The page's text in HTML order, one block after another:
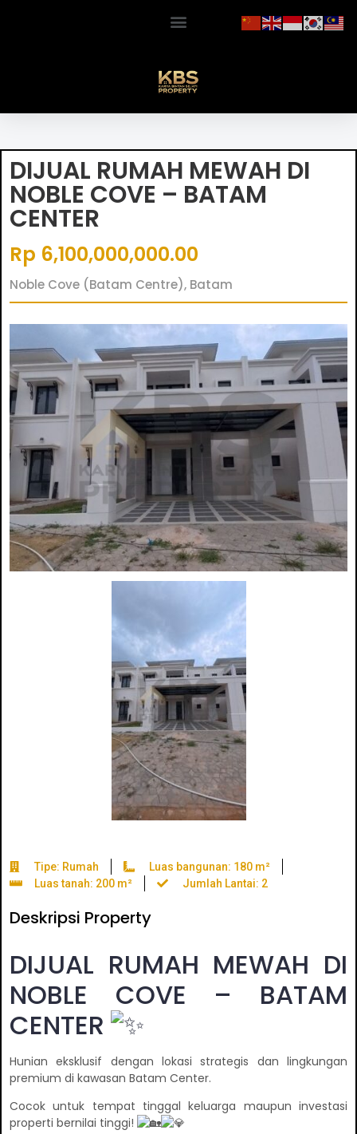
DIJUAL RUMAH MEWAH DI
NOBLE COVE – BATAM
CENTER
Rp 6,100,000,000.00
Noble Cove (Batam Centre), Batam
Tipe: Rumah
Luas bangunan: 180 m²
Luas tanah: 200 m²
Jumlah Lantai: 2
Deskripsi Property
DIJUAL RUMAH MEWAH DI
NOBLE COVE – BATAM
CENTER
Hunian eksklusif dengan lokasi strategis dan lingkungan
premium di kawasan Batam Center.
Cocok untuk tempat tinggal keluarga maupun investasi
properti bernilai tinggi!